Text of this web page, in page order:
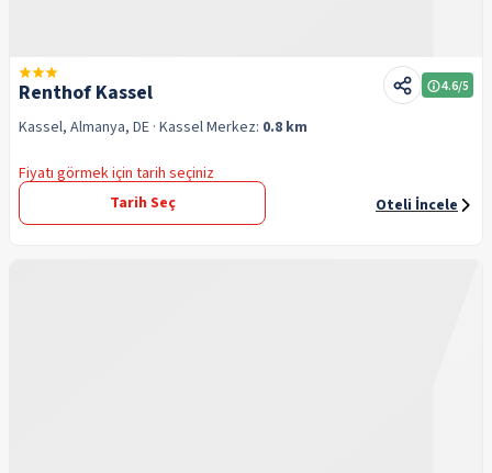
Renthof Kassel 4.6/5
Kassel, Almanya, DE · KasselMerkez: 0.8 km
Fiyatı görmek için tarih seçiniz
Tarih Seç
Oteli İncele